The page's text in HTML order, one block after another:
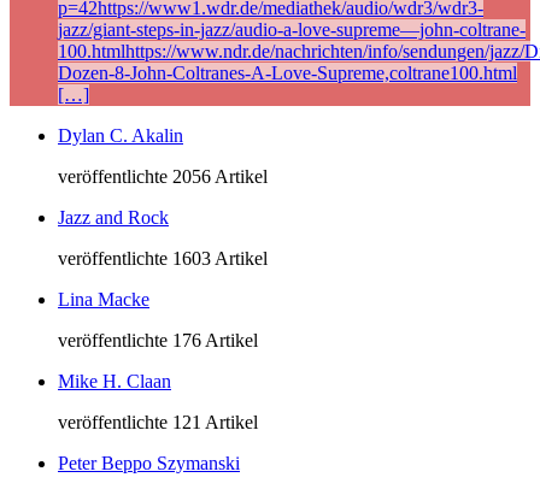
p=42https://www1.wdr.de/mediathek/audio/wdr3/wdr3-
jazz/giant-steps-in-jazz/audio-a-love-supreme—john-coltrane-
100.htmlhttps://www.ndr.de/nachrichten/info/sendungen/jazz/
Dozen-8-John-Coltranes-A-Love-Supreme,coltrane100.html
[…]
Dylan C. Akalin
veröffentlichte 2056 Artikel
Jazz and Rock
veröffentlichte 1603 Artikel
Lina Macke
veröffentlichte 176 Artikel
Mike H. Claan
veröffentlichte 121 Artikel
Peter Beppo Szymanski